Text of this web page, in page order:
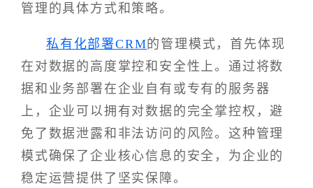
管理的具体方式和策略。
私有化部署CRM的管理模式，首先体现
在对数据的高度掌控和安全性上。通过将数
据和业务部署在企业自有或专有的服务器
上，企业可以拥有对数据的完全掌控权，避
免了数据泄露和非法访问的风险。这种管理
模式确保了企业核心信息的安全，为企业的
稳定运营提供了坚实保障。